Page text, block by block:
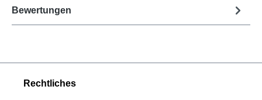
Bewertungen
Rechtliches